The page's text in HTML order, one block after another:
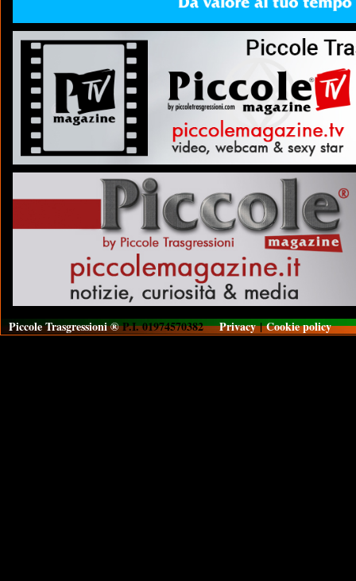
Piccole Trasgressioni ®P.I. 01974570382Privacy|Cookie policy